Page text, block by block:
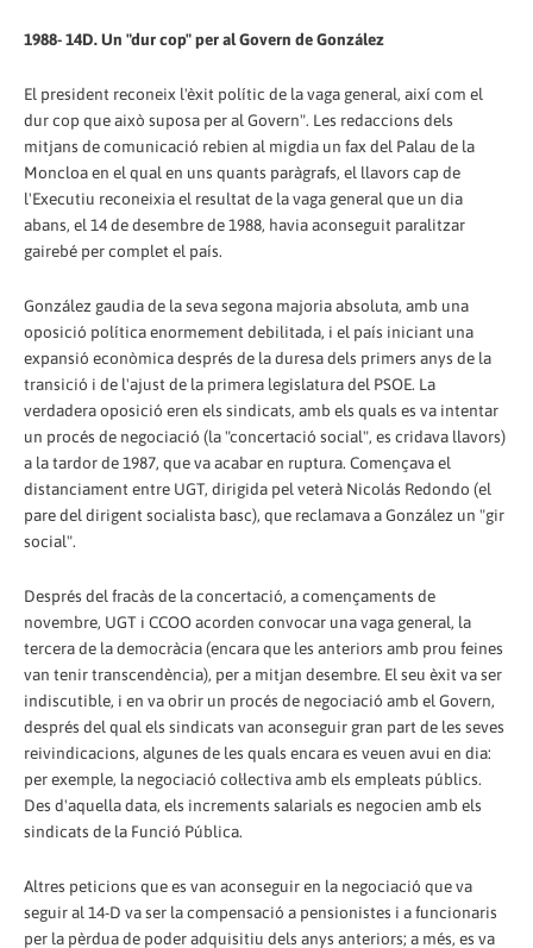
1988- 14D. Un "dur cop" per al Govern de González
El president reconeix l'èxit polític de la vaga general, així com el
dur cop que això suposa per al Govern". Les redaccions dels
mitjans de comunicació rebien al migdia un fax del Palau de la
Moncloa en el qual en uns quants paràgrafs, el llavors cap de
l'Executiu reconeixia el resultat de la vaga general que un dia
abans, el 14 de desembre de 1988, havia aconseguit paralitzar
gairebé per complet el país.
González gaudia de la seva segona majoria absoluta, amb una
oposició política enormement debilitada, i el país iniciant una
expansió econòmica després de la duresa dels primers anys de la
transició i de l'ajust de la primera legislatura del PSOE. La
verdadera oposició eren els sindicats, amb els quals es va intentar
un procés de negociació (la "concertació social", es cridava llavors)
a la tardor de 1987, que va acabar en ruptura. Començava el
distanciament entre UGT, dirigida pel veterà Nicolás Redondo (el
pare del dirigent socialista basc), que reclamava a González un "gir
social".
Després del fracàs de la concertació, a començaments de
novembre, UGT i CCOO acorden convocar una vaga general, la
tercera de la democràcia (encara que les anteriors amb prou feines
van tenir transcendència), per a mitjan desembre. El seu èxit va ser
indiscutible, i en va obrir un procés de negociació amb el Govern,
després del qual els sindicats van aconseguir gran part de les seves
reivindicacions, algunes de les quals encara es veuen avui en dia:
per exemple, la negociació col·lectiva amb els empleats públics.
Des d'aquella data, els increments salarials es negocien amb els
sindicats de la Funció Pública.
Altres peticions que es van aconseguir en la negociació que va
seguir al 14-D va ser la compensació a pensionistes i a funcionaris
per la pèrdua de poder adquisitiu dels anys anteriors; a més, es va